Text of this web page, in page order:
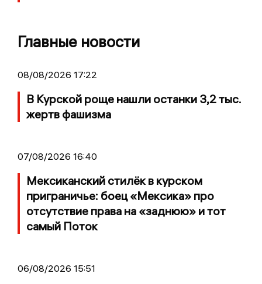
Главные новости
08/08/2026 17:22
В Курской роще нашли останки 3,2 тыс.
жертв фашизма
07/08/2026 16:40
Мексиканский стилёк в курском
приграничье: боец «Мексика» про
отсутствие права на «заднюю» и тот
самый Поток
06/08/2026 15:51